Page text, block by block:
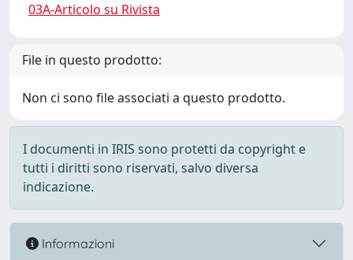
03A-Articolo su Rivista
File in questo prodotto:
Non ci sono file associati a questo prodotto.
I documenti in IRIS sono protetti da copyright e
tutti i diritti sono riservati, salvo diversa
indicazione.
Informazioni